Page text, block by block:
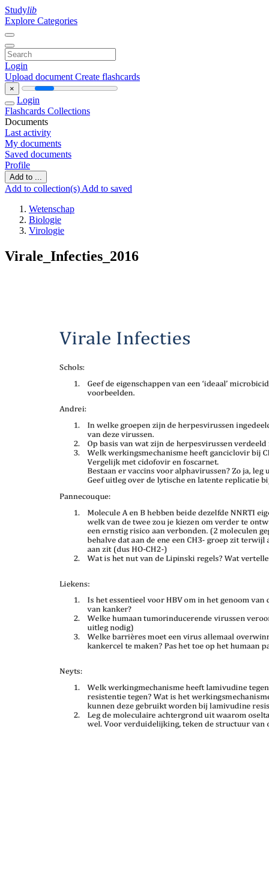
Studylib
Explore Categories
Login
Upload document Create flashcards
×
Login
Flashcards Collections
Documents
Last activity
My documents
Saved documents
Profile
Add to ...
Add to collection(s) Add to saved
Wetenschap
Biologie
Virologie
Virale_Infecties_2016